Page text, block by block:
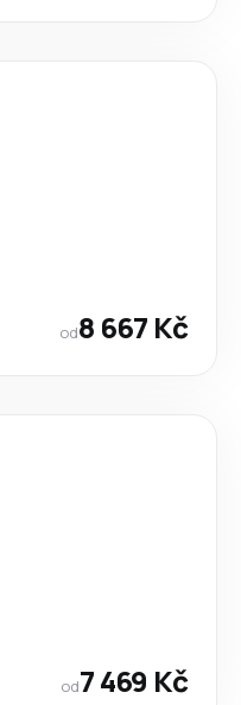
od8 667 Kč
od7 469 Kč